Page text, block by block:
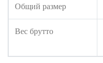
Общий размер
Вес брутто